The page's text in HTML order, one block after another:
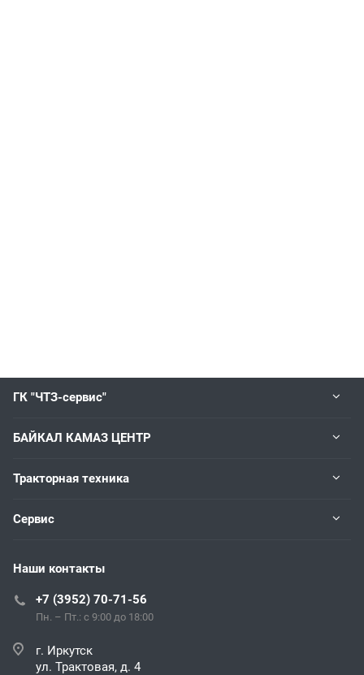
ГК "ЧТЗ-сервис"
БАЙКАЛ КАМАЗ ЦЕНТР
Тракторная техника
Сервис
Наши контакты
+7 (3952) 70-71-56
Пн. – Пт.: с 9:00 до 18:00
г. Иркутск
ул. Трактовая, д. 4